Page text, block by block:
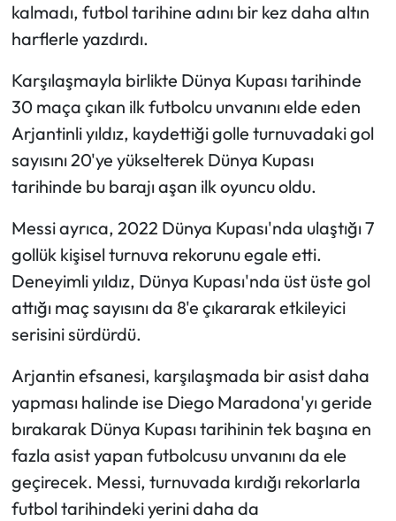
kalmadı, futbol tarihine adını bir kez daha altın
harflerle yazdırdı.
Karşılaşmayla birlikte Dünya Kupası tarihinde
30 maça çıkan ilk futbolcu unvanını elde eden
Arjantinli yıldız, kaydettiği golle turnuvadaki gol
sayısını 20'ye yükselterek Dünya Kupası
tarihinde bu barajı aşan ilk oyuncu oldu.
Messi ayrıca, 2022 Dünya Kupası'nda ulaştığı 7
gollük kişisel turnuva rekorunu egale etti.
Deneyimli yıldız, Dünya Kupası'nda üst üste gol
attığı maç sayısını da 8'e çıkararak etkileyici
serisini sürdürdü.
Arjantin efsanesi, karşılaşmada bir asist daha
yapması halinde ise Diego Maradona'yı geride
bırakarak Dünya Kupası tarihinin tek başına en
fazla asist yapan futbolcusu unvanını da ele
geçirecek. Messi, turnuvada kırdığı rekorlarla
futbol tarihindeki yerini daha da
Teknoloji